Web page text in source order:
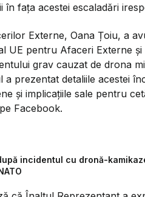
în fața acestei escaladări
Externe, Oana Țoiu, a
UE pentru Afaceri Externe
grav cauzat de drona
a prezentat detaliile acestei
și implicațiile sale pentru
Facebook.
incidentul cu dronă-